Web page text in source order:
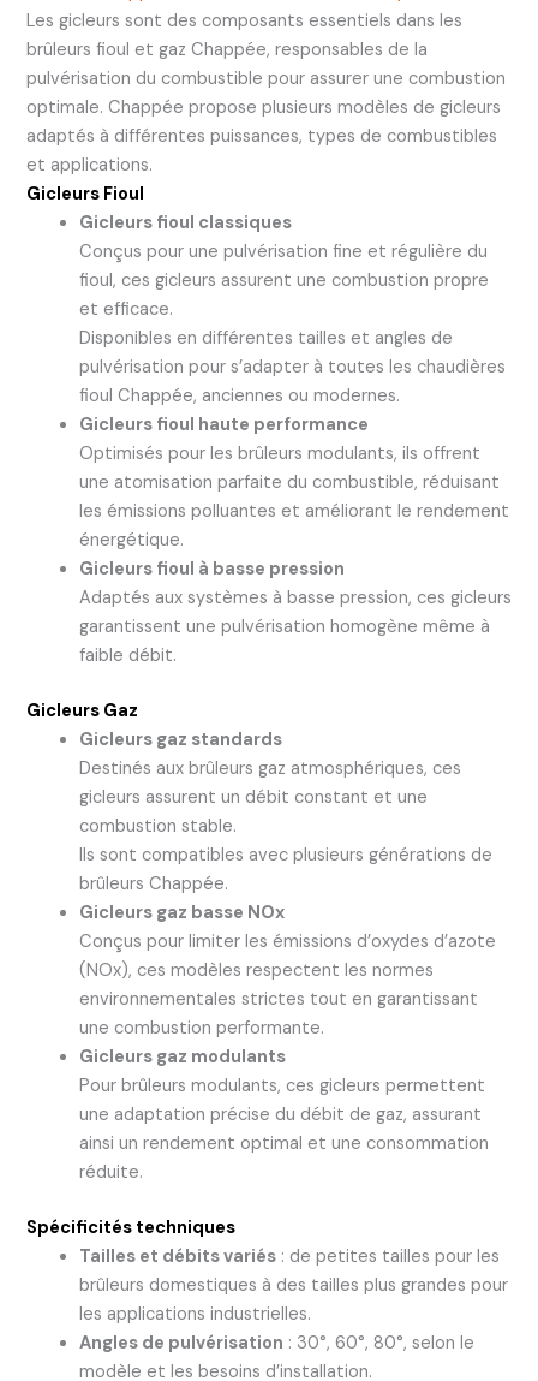
Les gicleurs sont des composants essentiels dans les
brûleurs fioul et gaz Chappée, responsables de la
pulvérisation du combustible pour assurer une combustion
optimale. Chappée propose plusieurs modèles de gicleurs
adaptés à différentes puissances, types de combustibles
et applications.
Gicleurs Fioul
Gicleurs fioul classiques
Conçus pour une pulvérisation fine et régulière du
fioul, ces gicleurs assurent une combustion propre
et efficace.
Disponibles en différentes tailles et angles de
pulvérisation pour s’adapter à toutes les chaudières
fioul Chappée, anciennes ou modernes.
Gicleurs fioul haute performance
Optimisés pour les brûleurs modulants, ils offrent
une atomisation parfaite du combustible, réduisant
les émissions polluantes et améliorant le rendement
énergétique.
Gicleurs fioul à basse pression
Adaptés aux systèmes à basse pression, ces gicleurs
garantissent une pulvérisation homogène même à
faible débit.
Gicleurs Gaz
Gicleurs gaz standards
Destinés aux brûleurs gaz atmosphériques, ces
gicleurs assurent un débit constant et une
combustion stable.
Ils sont compatibles avec plusieurs générations de
brûleurs Chappée.
Gicleurs gaz basse NOx
Conçus pour limiter les émissions d’oxydes d’azote
(NOx), ces modèles respectent les normes
environnementales strictes tout en garantissant
une combustion performante.
Gicleurs gaz modulants
Pour brûleurs modulants, ces gicleurs permettent
une adaptation précise du débit de gaz, assurant
ainsi un rendement optimal et une consommation
réduite.
Spécificités techniques
Tailles et débits variés: de petites tailles pour les
brûleurs domestiques à des tailles plus grandes pour
les applications industrielles.
Angles de pulvérisation : 30°, 60°, 80°, selon le
modèle et les besoins d’installation.